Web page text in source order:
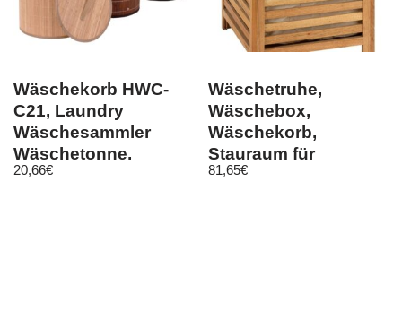
Wäschekorb HWC-
C21, Laundry
Wäschesammler
Wäschetonne,
Bambus rund
20,66€
Wäschetruhe,
Wäschebox,
Wäschekorb,
Stauraum für
Handtücher
81,65€